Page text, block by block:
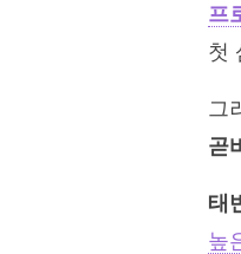
프
첫
그
곧
태
높